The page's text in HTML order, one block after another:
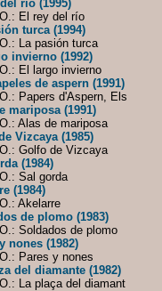
río (1995)
El rey del río
turca (1994)
La pasión turca
invierno (1992)
El largo invierno
de aspern (1991)
Papers d'Aspern, Els
mariposa (1991)
Alas de mariposa
Vizcaya (1985)
Golfo de Vizcaya
(1984)
Sal gorda
(1984)
Akelarre
de plomo (1983)
Soldados de plomo
nones (1982)
Pares y nones
del diamante (1982)
La plaça del diamant